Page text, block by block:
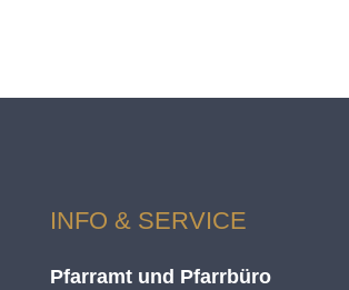
INFO & SERVICE
Pfarramt und Pfarrbüro